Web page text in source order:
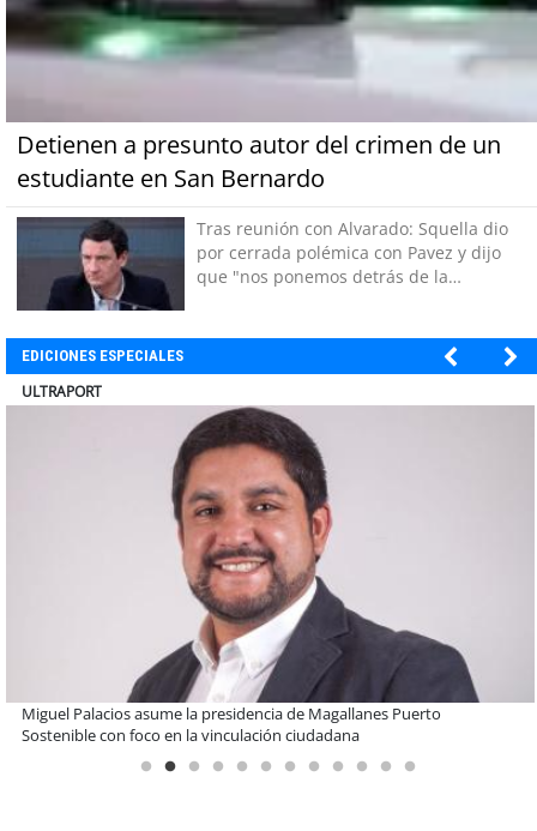
Detienen a presunto autor del crimen de un
estudiante en San Bernardo
Tras reunión con Alvarado: Squella dio
por cerrada polémica con Pavez y dijo
que "nos ponemos detrás de la
EDICIONES ESPECIALES
ULTRAPORT
Estudiantes de la UCN desarrollan tecnología para modernizar la
operación de Ultraport Coquimbo